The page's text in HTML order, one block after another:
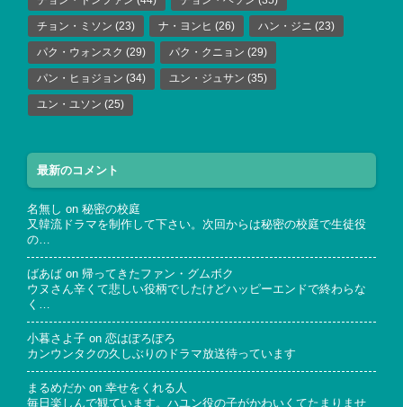
チョン・ミソン (23) ナ・ヨンヒ (26) ハン・ジニ (23)
パク・ウォンスク (29) パク・クニョン (29)
パン・ヒョジョン (34) ユン・ジュサン (35)
ユン・ユソン (25)
最新のコメント
名無し on 秘密の校庭
又韓流ドラマを制作して下さい。次回からは秘密の校庭で生徒役
の…
ばあば on 帰ってきたファン・グムボク
ウヌさん辛くて悲しい役柄でしたけどハッピーエンドで終わらな
く…
小暮さよ子 on 恋はぽろぽろ
カンウンタクの久しぶりのドラマ放送待っています
まるめだか on 幸せをくれる人
毎日楽しんで観ています。ハユン役の子がかわいくてたまりませ